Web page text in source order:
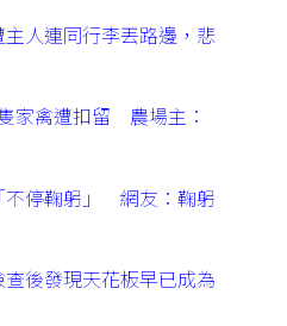
人連同行李丟路邊，悲
家禽遭扣留 農場主：
不停鞠躬」 網友：鞠躬
後發現天花板早已成為